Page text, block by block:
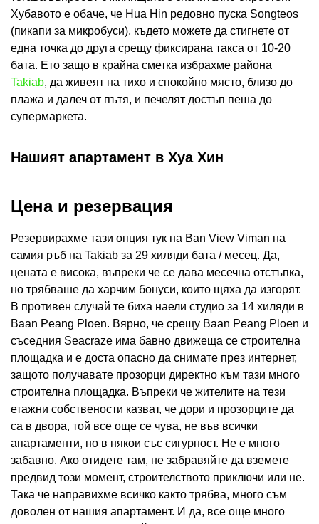
Хубавото е обаче, че Hua Hin редовно пуска Songteos
(пикапи за микробуси), където можете да стигнете от
една точка до друга срещу фиксирана такса от 10-20
бата. Ето защо в крайна сметка избрахме района
Takiab, да живеят на тихо и спокойно място, близо до
плажа и далеч от пътя, и печелят достъп пеша до
супермаркета.
Нашият апартамент в Хуа Хин
Цена и резервация
Резервирахме тази опция тук на Ban View Viman на
самия ръб на Takiab за 29 хиляди бата / месец. Да,
цената е висока, въпреки че се дава месечна отстъпка,
но трябваше да харчим бонуси, които щяха да изгорят.
В противен случай те биха наели студио за 14 хиляди в
Baan Peang Ploen. Вярно, че срещу Baan Peang Ploen и
съседния Seacraze има бавно движеща се строителна
площадка и е доста опасно да снимате през интернет,
защото получавате прозорци директно към тази много
строителна площадка. Въпреки че жителите на тези
етажни собствености казват, че дори и прозорците да
са в двора, той все още се чува, не във всички
апартаменти, но в някои със сигурност. Не е много
забавно. Ако отидете там, не забравяйте да вземете
предвид този момент, строителството приключи или не.
Така че направихме всичко както трябва, много съм
доволен от нашия апартамент. И да, все още много